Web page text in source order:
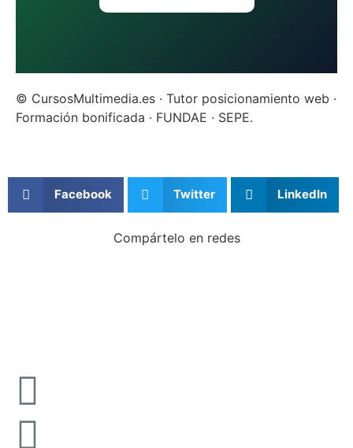
© CursosMultimedia.es · Tutor posicionamiento web ·
Formación bonificada · FUNDAE · SEPE.
Facebook Twitter LinkedIn
Compártelo en redes